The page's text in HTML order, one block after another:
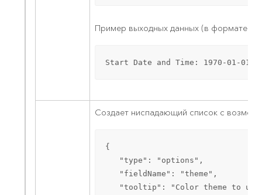
Пример выходных данных (в формате
Start Date and Time: 1970-01-
Создает ниспадающий список с
{
   "type": "options",
   "fieldName": "theme",
"tooltip": "Color theme to